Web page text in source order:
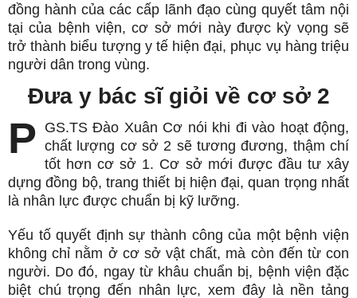
đồng hành của các cấp lãnh đạo cùng quyết tâm nội
tại của bệnh viện, cơ sở mới này được kỳ vọng sẽ
trở thành biểu tượng y tế hiện đại, phục vụ hàng triệu
người dân trong vùng.
Đưa y bác sĩ giỏi về cơ sở 2
P GS.TS Đào Xuân Cơ nói khi đi vào hoạt động,
chất lượng cơ sở 2 sẽ tương đương, thậm chí
tốt hơn cơ sở 1. Cơ sở mới được đầu tư xây
dựng đồng bộ, trang thiết bị hiện đại, quan trọng nhất
là nhân lực được chuẩn bị kỹ lưỡng.
Yếu tố quyết định sự thành công của một bệnh viện
không chỉ nằm ở cơ sở vật chất, mà còn đến từ con
người. Do đó, ngay từ khâu chuẩn bị, bệnh viện đặc
biệt chú trọng đến nhân lực, xem đây là nền tảng